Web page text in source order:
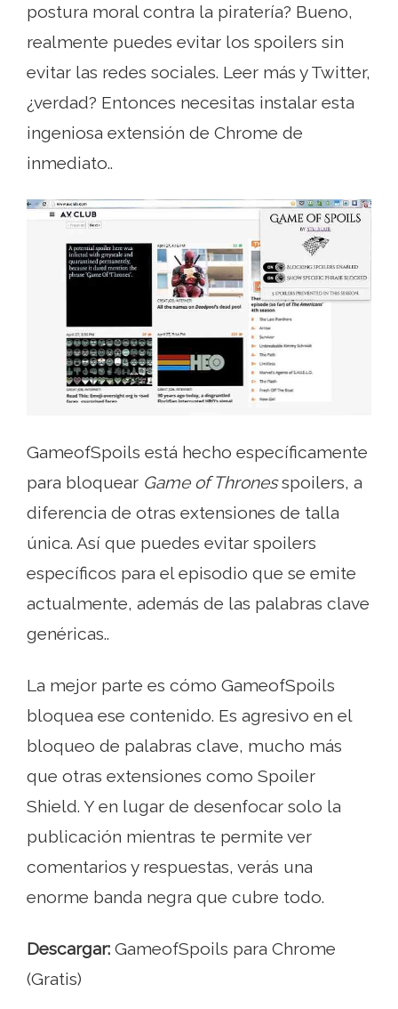
postura moral contra la piratería? Bueno,
realmente puedes evitar los spoilers sin
evitar las redes sociales. Leer más y Twitter,
¿verdad? Entonces necesitas instalar esta
ingeniosa extensión de Chrome de
inmediato..
GameofSpoils está hecho específicamente
para bloquear Game of Thronesspoilers, a
diferencia de otras extensiones de talla
única. Así que puedes evitar spoilers
específicos para el episodio que se emite
actualmente, además de las palabras clave
genéricas..
La mejor parte es cómo GameofSpoils
bloquea ese contenido. Es agresivo en el
bloqueo de palabras clave, mucho más
que otras extensiones como Spoiler
Shield. Y en lugar de desenfocar solo la
publicación mientras te permite ver
comentarios y respuestas, verás una
enorme banda negra que cubre todo.
Descargar: GameofSpoils para Chrome
(Gratis)